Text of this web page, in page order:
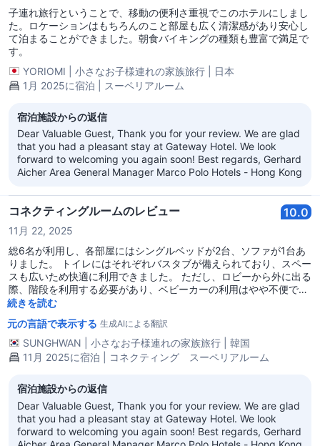
子連れ旅行ということで、移動の便利さ重視でこのホテルにしまし
た。ロケーションはもちろんのこと部屋も広く清潔感があり安心し
て泊まることができました。朝食バイキングの種類も豊富で満足で
す。
YORIOMI
小さなお子様連れの家族旅行
日本
1月 2025に宿泊 | スーペリアルーム
宿泊施設からの返信
Dear Valuable Guest, Thank you for your review. We are glad
that you had a pleasant stay at Gateway Hotel. We look
forward to welcoming you again soon! Best regards, Gerhard
Aicher Area General Manager Marco Polo Hotels - Hong Kong
コネクティングルームのレビュー 10.0
11月 22, 2025
総6名が利用し、各部屋にはシングルベッドが2台、ソファが1台あ
りました。 トイレにはそれぞれバスタブが備えられており、スペー
スも広いため快適に利用できました。 ただし、ロビーから外に出る
際、階段を利用する必要があり、ベビーカーの利用はやや不便でし
た。
続きを読む
元の言語で表示する 生成AIによる翻訳
SUNGHWAN 小さなお子様連れの家族旅行
韓国
11月 2025に宿泊 | コネクティング スーペリアルーム
宿泊施設からの返信
Dear Valuable Guest, Thank you for your review. We are glad
that you had a pleasant stay at Gateway Hotel. We look
forward to welcoming you again soon! Best regards, Gerhard